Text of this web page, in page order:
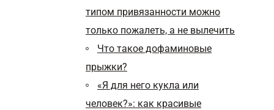
типом привязанности можно
только пожалеть, а не вылечить
Что такое дофаминовые
прыжки?
«Я для него кукла или
человек?»: как красивые